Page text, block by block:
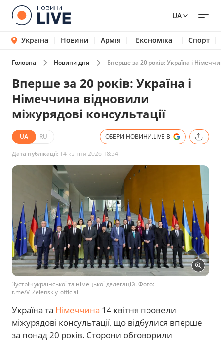
UA
Україна Новини Армія Економіка Спорт
Головна Новини дня Вперше за 20 років: Україна і
Вперше за 20 років: Україна і
Німеччина відновили
міжурядові консультації
UA RU ОБЕРИ НОВИНИ.LIVE В
Дата публікації: 14 квітня 2026 18:54
Зустріч української та німецької делегацій. Фото:
t.me/V_Zelenskiy_official
Україна та Німеччина 14 квітня провели
міжурядові консультації, що відбулися вперше
за понад 20 років. Сторони обговорили